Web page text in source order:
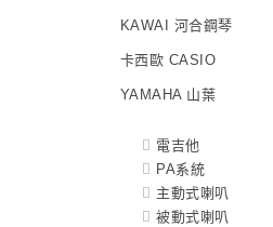
KAWAI 河合鋼琴
卡西歐 CASIO
YAMAHA 山葉
電吉他
PA系統
主動式喇叭
被動式喇叭